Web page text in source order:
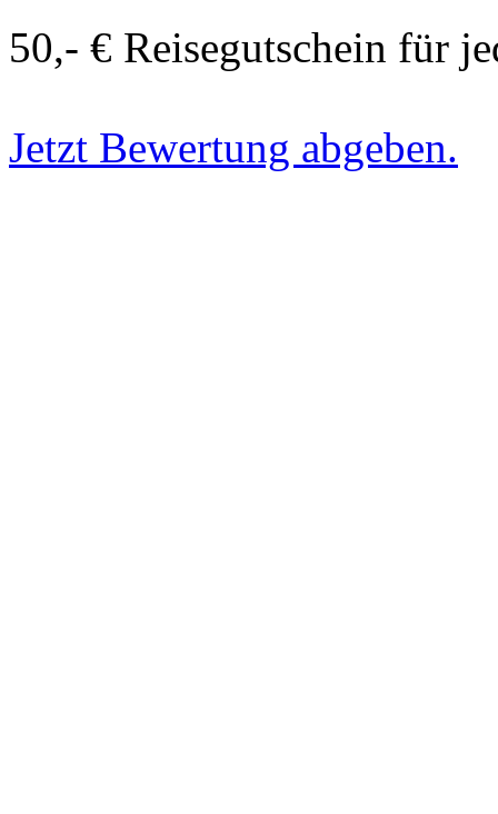
50,- € Reisegutschein für
Jetzt Bewertung abgeben.